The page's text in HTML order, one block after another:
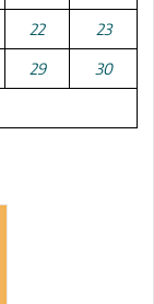
22 23
29 30